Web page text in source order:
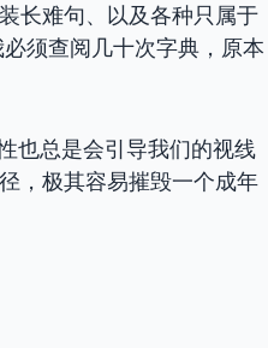
长难句、以及各种只属于
须查阅几十次字典，原本
也总是会引导我们的视线
，极其容易摧毁一个成年